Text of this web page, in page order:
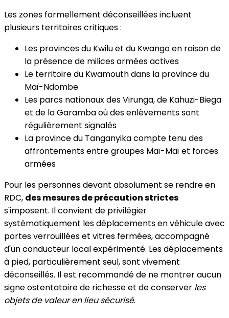
Les zones formellement déconseillées incluent
plusieurs territoires critiques :
Les provinces du Kwilu et du Kwango en raison de
la présence de milices armées actives
Le territoire du Kwamouth dans la province du
Maï-Ndombe
Les parcs nationaux des Virunga, de Kahuzi-Biega
et de la Garamba où des enlèvements sont
régulièrement signalés
La province du Tanganyika compte tenu des
affrontements entre groupes Maï-Maï et forces
armées
Pour les personnes devant absolument se rendre en
RDC, des mesures de précaution strictes
s'imposent. Il convient de privilégier
systématiquement les déplacements en véhicule avec
portes verrouillées et vitres fermées, accompagné
d'un conducteur local expérimenté. Les déplacements
à pied, particulièrement seul, sont vivement
déconseillés. Il est recommandé de ne montrer aucun
signe ostentatoire de richesse et de conserver les
objets de valeur en lieu sécurisé.